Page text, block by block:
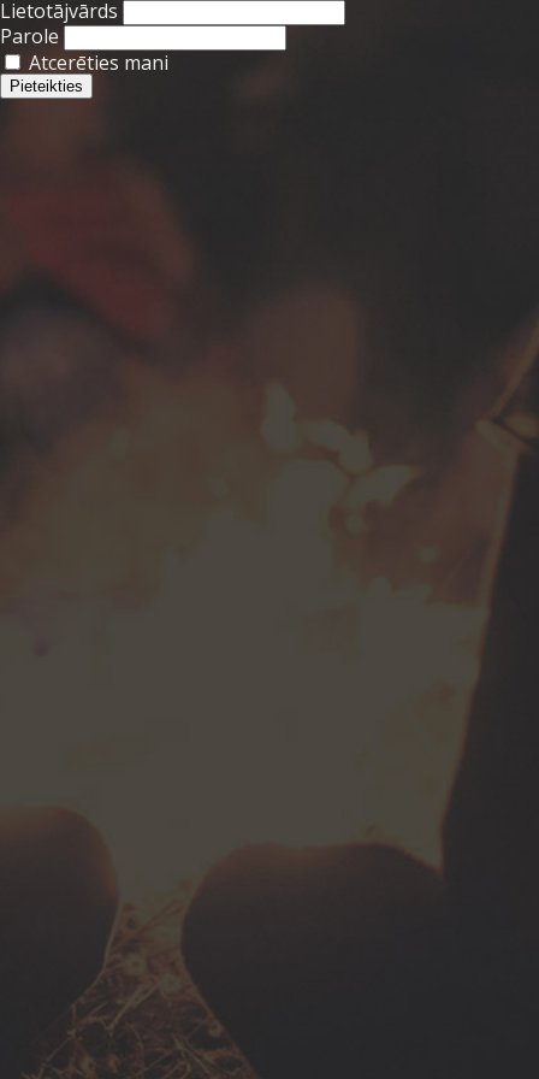
Lietotājvārds
Parole
Atcerēties mani